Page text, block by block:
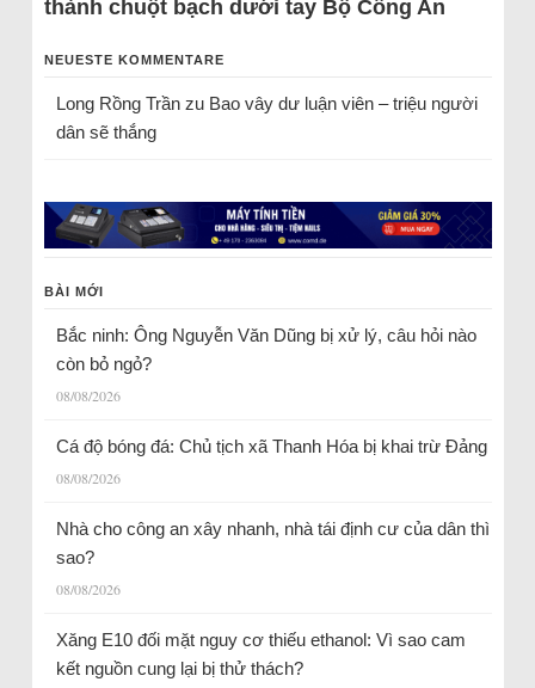
thành chuột bạch dưới tay Bộ Công An
NEUESTE KOMMENTARE
Long Rồng Trầnzu Bao vây dư luận viên – triệu người
dân sẽ thắng
BÀI MỚI
Bắc ninh: Ông Nguyễn Văn Dũng bị xử lý, câu hỏi nào
còn bỏ ngỏ?
08/08/2026
Cá độ bóng đá: Chủ tịch xã Thanh Hóa bị khai trừ Đảng
08/08/2026
Nhà cho công an xây nhanh, nhà tái định cư của dân thì
sao?
08/08/2026
Xăng E10 đối mặt nguy cơ thiếu ethanol: Vì sao cam
kết nguồn cung lại bị thử thách?